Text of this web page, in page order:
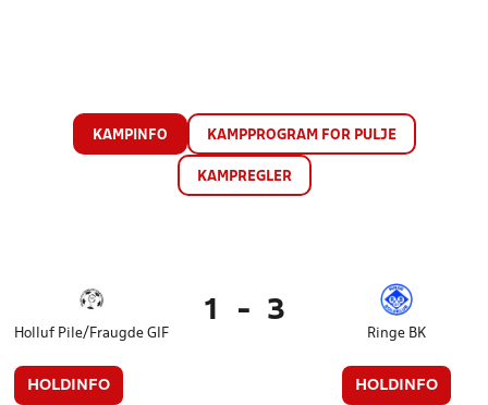
KAMPINFO KAMPPROGRAM FOR PULJE
KAMPREGLER
Holluf Pile/Fraugde GIF
HOLDINFO
1 - 3
Ringe BK
HOLDINFO